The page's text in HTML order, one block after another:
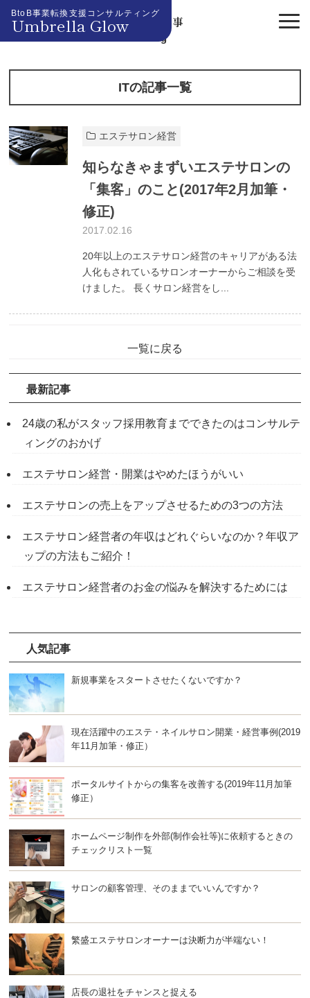
BtoB事業転換支援コンサルティング
Umbrella Glow『IT』記事
Blog
ITの記事一覧
エステサロン経営
知らなきゃまずいエステサロンの
「集客」のこと(2017年2月加筆・
修正)
2017.02.16
20年以上のエステサロン経営のキャリアがある法
人化もされているサロンオーナーからご相談を受
けました。 長くサロン経営をし...
一覧に戻る
最新記事
24歳の私がスタッフ採用教育までできたのはコンサルテ
ィングのおかげ
エステサロン経営・開業はやめたほうがいい
エステサロンの売上をアップさせるための3つの方法
エステサロン経営者の年収はどれぐらいなのか？年収ア
ップの方法もご紹介！
エステサロン経営者のお金の悩みを解決するためには
人気記事
新規事業をスタートさせたくないですか？
現在活躍中のエステ・ネイルサロン開業・経営事例(2019
年11月加筆・修正）
ポータルサイトからの集客を改善する(2019年11月加筆
修正）
ホームページ制作を外部(制作会社等)に依頼するときの
チェックリスト一覧
サロンの顧客管理、そのままでいいんですか？
繁盛エステサロンオーナーは決断力が半端ない！
店長の退社をチャンスと捉える